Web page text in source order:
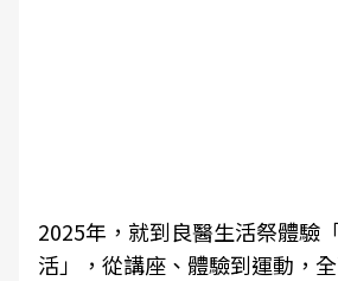
2025年，就到良醫生活祭體驗
活」，從講座、體驗到運動，